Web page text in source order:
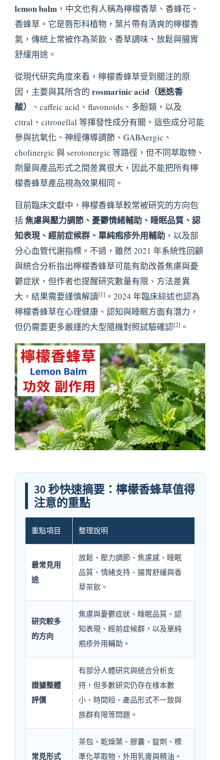
lemon balm ，中文也有人稱為檸檬香草、香蜂花、
香蜂草。它是唇形科植物，葉片帶有清爽的檸檬香
氣，傳統上常被作為茶飲、香草調味、放鬆與腸胃
舒緩用途。
從現代研究角度來看，檸檬香蜂草受到關注的原
因，主要與其所含的 rosmarinic acid（迷迭香
酸）
、caffeic acid、flavonoids、多酚類，以及
citral、citronellal 等揮發性成分有關。這些成分可能
參與抗氧化、神經傳導調節、GABAergic、
cholinergic 與 serotonergic 等路徑，但不同萃取物、
劑量與產品形式之間差異很大，因此不能把所有檸
檬香蜂草產品視為效果相同。
目前臨床文獻中，檸檬香蜂草較常被研究的方向包
括焦慮與壓力調節、憂鬱情緒輔助、睡眠品質、認
知表現、經前症候群、單純疱疹外用輔助 ，以及部
分心血管代謝指標。不過，雖然 2021 年系統性回顧
與統合分析指出檸檬香蜂草可能有助改善焦慮與憂
鬱症狀，但作者也提醒研究數量有限、方法差異
大，結果需要謹慎解讀[1] 。2024 年臨床綜述也認為
檸檬香蜂草在心理健康、認知與睡眠方面有潛力，
但仍需要更多嚴謹的大型隨機對照試驗確認[2] 。
30 秒快速摘要：檸檬香蜂草值得
注意的重點
重點項目 整理說明
最常見用
途
放鬆、壓力調節、焦慮感、睡眠
品質、情緒支持、腸胃舒緩與香
草茶飲。
研究較多
的方向
焦慮與憂鬱症狀、睡眠品質、認
知表現、經前症候群，以及單純
疱疹外用輔助。
證據整體
評價
有部分人體研究與統合分析支
持，但多數研究仍存在樣本數
小、時間短、產品形式不一致與
族群有限等問題。
常見形式
茶包、乾燥葉、膠囊、錠劑、標
準化萃取物、外用乳膏與精油。